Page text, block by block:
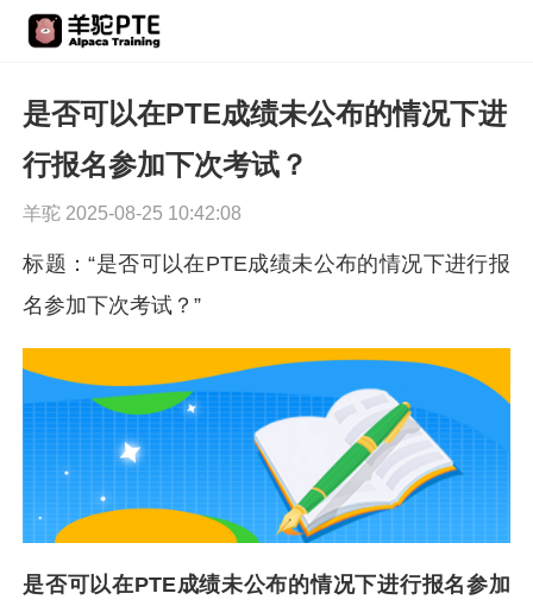
是否可以在PTE成绩未公布的情况下进
行报名参加下次考试？
羊驼 2025-08-25 10:42:08
标题：“是否可以在PTE成绩未公布的情况下进行报
名参加下次考试？”
是否可以在PTE成绩未公布的情况下进行报名参加